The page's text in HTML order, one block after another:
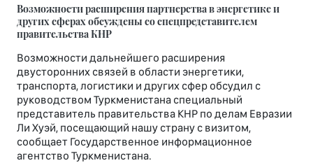
Возможности расширения партнерства в энергетике и
других сферах обсуждены со спецпредставителем
правительства КНР
Возможности дальнейшего расширения
двусторонних связей в области энергетики,
транспорта, логистики и других сфер обсудил с
руководством Туркменистана специальный
представитель правительства КНР по делам Евразии
Ли Хуэй, посещающий нашу страну с визитом,
сообщает Государственное информационное
агентство Туркменистана.